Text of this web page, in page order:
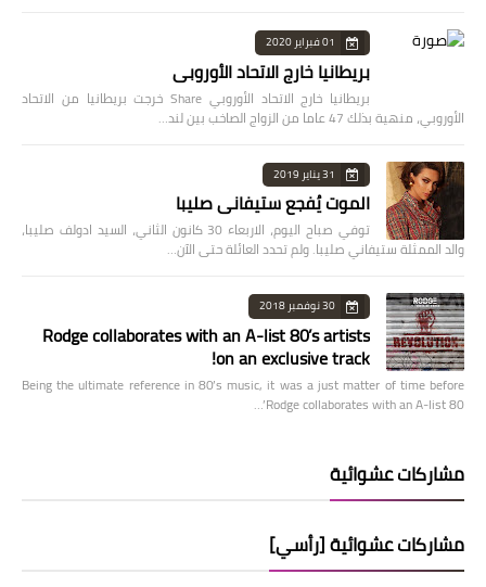
01 فبراير 2020
بريطانيا خارج الاتحاد الأوروبي
بريطانيا خارج الاتحاد الأوروبي Share خرجت بريطانيا من الاتحاد
الأوروبي، منهية بذلك 47 عاما من الزواج الصاخب بين لند…
31 يناير 2019
الموت يُفجع ستيفاني صليبا
توفي صباح اليوم، الاربعاء 30 كانون الثاني، السيد ادولف صليبا،
والد الممثلة ستيفاني صليبا. ولم تحدد العائلة حتى الآن…
30 نوفمبر 2018
Rodge collaborates with an A-list 80’s artists
on an exclusive track!
Being the ultimate reference in 80’s music, it was a just matter of time before
Rodge collaborates with an A-list 80’…
مشاركات عشوائية
مشاركات عشوائية [رأسي]